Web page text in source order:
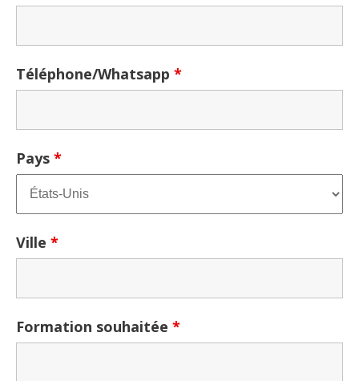
Téléphone/Whatsapp *
Pays *
Ville *
Formation souhaitée *